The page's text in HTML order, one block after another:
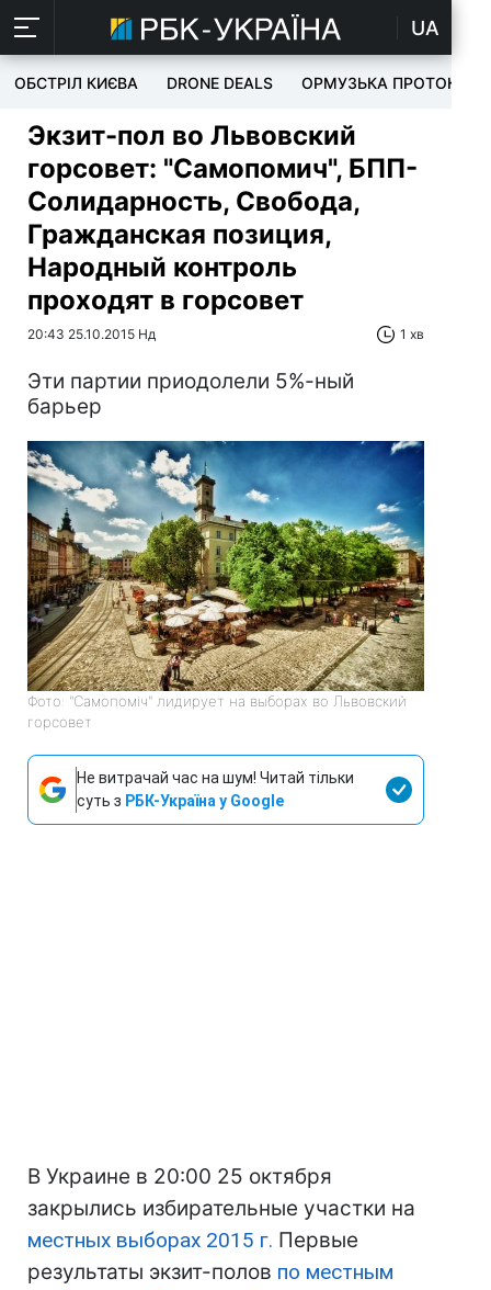
UA
ОБСТРІЛ КИЄВА DRONE DEALS ОРМУЗЬКА ПРОТОКА
Экзит-пол во Львовский
горсовет: "Самопомич", БПП-
Солидарность, Свобода,
Гражданская позиция,
Народный контроль
проходят в горсовет
20:43 25.10.2015 Нд 1 хв
Эти партии приодолели 5%-ный
барьер
Фото: "Самопоміч" лидирует на выборах во Львовский
горсовет
Не витрачай час на шум! Читай тільки
суть з РБК-Україна у Google
В Украине в 20:00 25 октября
закрылись избирательные участки на
местных выборах 2015 г. Первые
результаты экзит-полов по местным